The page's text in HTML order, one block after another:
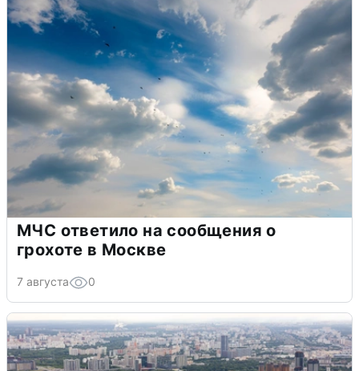
МЧС ответило на сообщения о
грохоте в Москве
7 августа 0